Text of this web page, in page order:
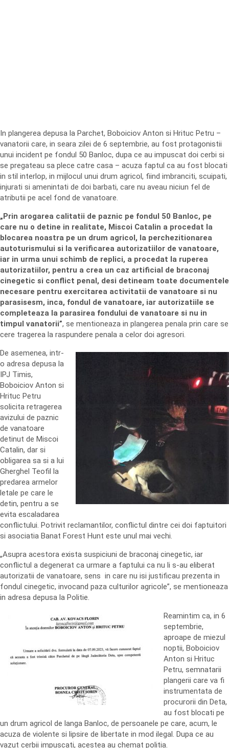
In plangerea depusa la Parchet, Boboiciov Anton si Hrituc Petru –
vanatorii care, in seara zilei de 6 septembrie, au fost protagonistii
unui incident pe fondul 50 Banloc, dupa ce au impuscat doi cerbi si
se pregateau sa plece catre casa – acuza faptul ca au fost blocati
in stil interlop, in mijlocul unui drum agricol, fiind imbranciti, scuipati,
injurati si amenintati de doi barbati, care nu aveau niciun fel de
atributii pe acel fond de vanatoare.
„Prin arogarea calitatii de paznic pe fondul 50 Banloc, pe
care nu o detine in realitate, Miscoi Catalin a procedat la
blocarea noastra pe un drum agricol, la perchezitionarea
autoturismului si la verificarea autorizatiilor de vanatoare,
iar in urma unui schimb de replici, a procedat la ruperea
autorizatiilor, pentru a crea un caz artificial de braconaj
cinegetic si conflict penal, desi detineam toate documentele
necesare pentru exercitarea activitatii de vanatoare si nu
parasisesm, inca, fondul de vanatoare, iar autorizatiile se
completeaza la parasirea fondului de vanatoare si nu in
timpul vanatorii”, se mentioneaza in plangerea penala prin care se
cere tragerea la raspundere penala a celor doi agresori.
De asemenea, intr-
o adresa depusa la
IPJ Timis,
Boboiciov Anton si
Hrituc Petru
solicita retragerea
avizului de paznic
de vanatoare
detinut de Miscoi
Catalin, dar si
obligarea sa si a lui
Gherghel Teofil la
predarea armelor
letale pe care le
detin, pentru a se
evita escaladarea
conflictului. Potrivit reclamantilor, conflictul dintre cei doi faptuitori
si asociatia Banat Forest Hunt este unul mai vechi.
„Asupra acestora exista suspiciuni de braconaj cinegetic, iar
conflictul a degenerat ca urmare a faptului ca nu li s-au eliberat
autorizatii de vanatoare, sens in care nu isi justificau prezenta in
fondul cinegetic, invocand paza culturilor agricole”, se mentioneaza
in adresa depusa la Politie.
Reamintim ca, in 6
septembrie,
aproape de miezul
noptii, Boboiciov
Anton si Hrituc
Petru, semnatarii
plangerii care va fi
instrumentata de
procurorii din Deta,
au fost blocati pe
un drum agricol de langa Banloc, de persoanele pe care, acum, le
acuza de violente si lipsire de libertate in mod ilegal. Dupa ce au
vazut cerbii impuscati, acestea au chemat politia.